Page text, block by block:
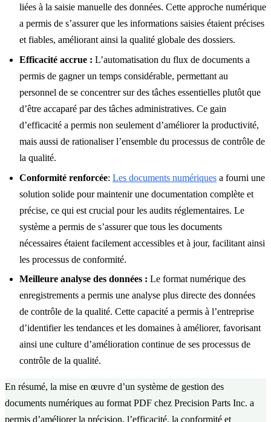
liées à la saisie manuelle des données. Cette approche numérique
a permis de s’assurer que les informations saisies étaient précises
et fiables, améliorant ainsi la qualité globale des dossiers.
Efficacité accrue : L’automatisation du flux de documents a
permis de gagner un temps considérable, permettant au
personnel de se concentrer sur des tâches essentielles plutôt que
d’être accaparé par des tâches administratives. Ce gain
d’efficacité a permis non seulement d’améliorer la productivité,
mais aussi de rationaliser l’ensemble du processus de contrôle de
la qualité.
Conformité renforcée: Les documents numériques a fourni une
solution solide pour maintenir une documentation complète et
précise, ce qui est crucial pour les audits réglementaires. Le
système a permis de s’assurer que tous les documents
nécessaires étaient facilement accessibles et à jour, facilitant ainsi
les processus de conformité.
Meilleure analyse des données : Le format numérique des
enregistrements a permis une analyse plus directe des données
de contrôle de la qualité. Cette capacité a permis à l’entreprise
d’identifier les tendances et les domaines à améliorer, favorisant
ainsi une culture d’amélioration continue de ses processus de
contrôle de la qualité.
En résumé, la mise en œuvre d’un système de gestion des
documents numériques au format PDF chez Precision Parts Inc. a
permis d’améliorer la précision, l’efficacité, la conformité et